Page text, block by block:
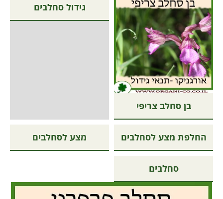
בן סחלב צריפי
גידול סחלבים
החלפת מצע לסחלבים מצע לסחלבים
סחלבים